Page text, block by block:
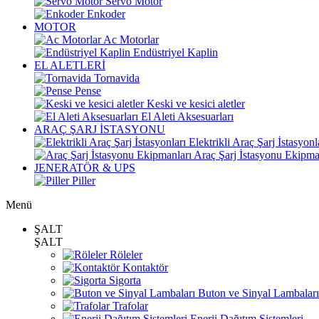
Enkoder
MOTOR
Ac Motorlar
Endüstriyel Kaplin
EL ALETLERİ
Tornavida
Pense
Keski ve kesici aletler
El Aleti Aksesuarları
ARAÇ ŞARJ İSTASYONU
Elektrikli Araç Şarj
Araç Şarj İstasyonu
JENERATÖR & UPS
Piller
Menü
ŞALT
ŞALT
Röleler
Kontaktör
Sigorta
Buton ve Sinyal Lambaları
Trafolar